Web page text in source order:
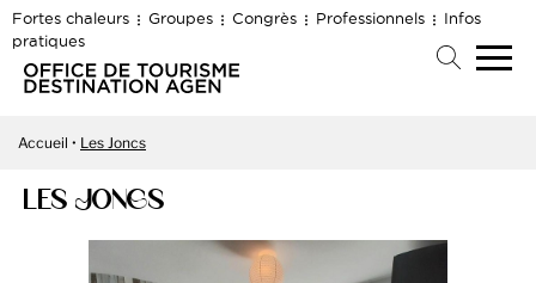
Fortes chaleurs Groupes Congrès Professionnels
Infos
pratiques
Accueil Les Joncs
LES JONCS